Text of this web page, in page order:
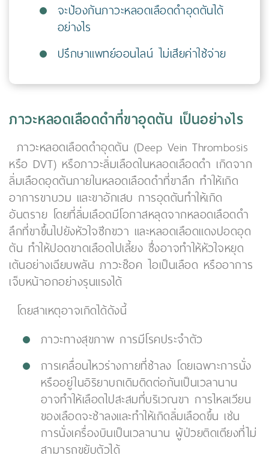
จะป้องกันภาวะหลอดเลือดดำอุดตันได้
อย่างไร
ปรึกษาแพทย์ออนไลน์ ไม่เสียค่าใช้จ่าย
ภาวะหลอดเลือดดำที่ขาอุดตัน เป็นอย่างไร
ภาวะหลอดเลือดดำอุดตัน (Deep Vein Thrombosis
หรือ DVT) หรือภาวะลิ่มเลือดในหลอดเลือดดำ เกิดจาก
ลิ่มเลือดอุดตันภายในหลอดเลือดดำที่ขาลึก ทำให้เกิด
อาการขาบวม และขาอักเสบ การอุดตันทำให้เกิด
อันตราย โดยที่ลิ่มเลือดมีโอกาสหลุดจากหลอดเลือดดำ
ลึกที่ขาขึ้นไปยังหัวใจซีกขวา และหลอดเลือดแดงปอดอุด
ตัน ทำให้ปอดขาดเลือดไปเลี้ยง ซึ่งอาจทำให้หัวใจหยุด
เต้นอย่างเฉียบพลัน ภาวะช็อค ไอเป็นเลือด หรืออาการ
เจ็บหน้าอกอย่างรุนแรงได้
โดยสาเหตุอาจเกิดได้ดังนี้
ภาวะทางสุขภาพ การมีโรคประจำตัว
การเคลื่อนไหวร่างกายที่ช้าลง โดยเฉพาะการนั่ง
หรืออยู่ในอิริยาบถเดิมติดต่อกันเป็นเวลานาน
อาจทำให้เลือดไปสะสมที่บริเวณขา การไหลเวียน
ของเลือดจะช้าลงและทำให้เกิดลิ่มเลือดขึ้น เช่น
การนั่งเครื่องบินเป็นเวลานาน ผู้ป่วยติดเตียงที่ไม่
สามารถขยับตัวได้